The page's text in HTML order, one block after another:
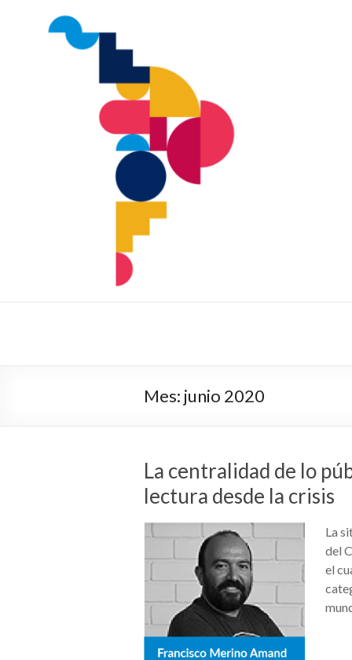
Mes: junio 2020
La centralidad de lo
lectura desde la crisis
La
del
el